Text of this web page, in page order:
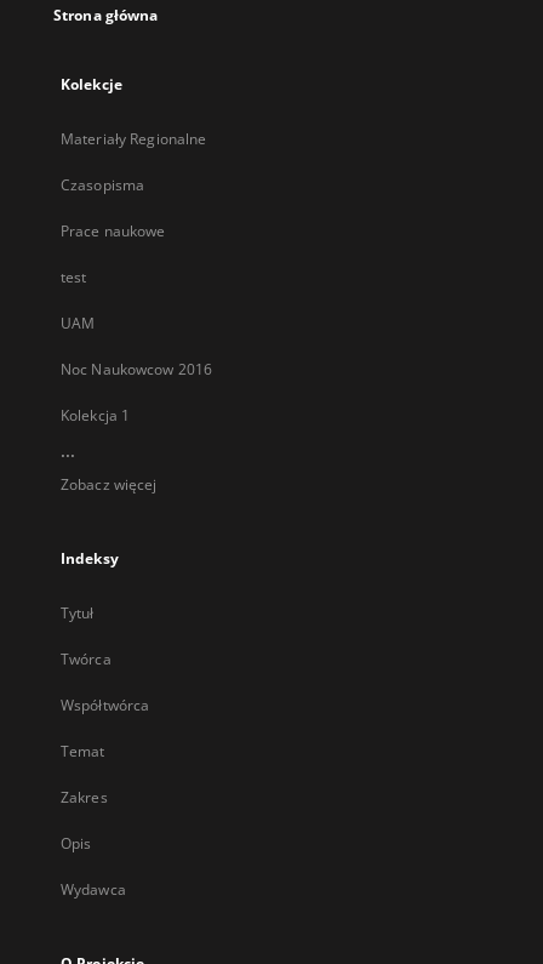
Strona główna
Kolekcje
Materiały Regionalne
Czasopisma
Prace naukowe
test
UAM
Noc Naukowcow 2016
Kolekcja 1
...
Zobacz więcej
Indeksy
Tytuł
Twórca
Współtwórca
Temat
Zakres
Opis
Wydawca